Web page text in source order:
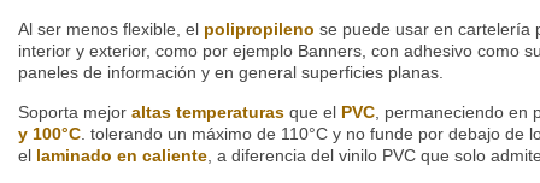
Al ser menos flexible, el polipropileno se puede usar en cartelería
interior y exterior, como por ejemplo Banners, con adhesivo como
paneles de información y en general superficies planas.
Soporta mejor altas temperaturas que el PVC , permaneciendo
y 100°C . tolerando un máximo de 110°C y no funde por debajo de
el laminado en caliente , a diferencia del vinilo PVC que solo